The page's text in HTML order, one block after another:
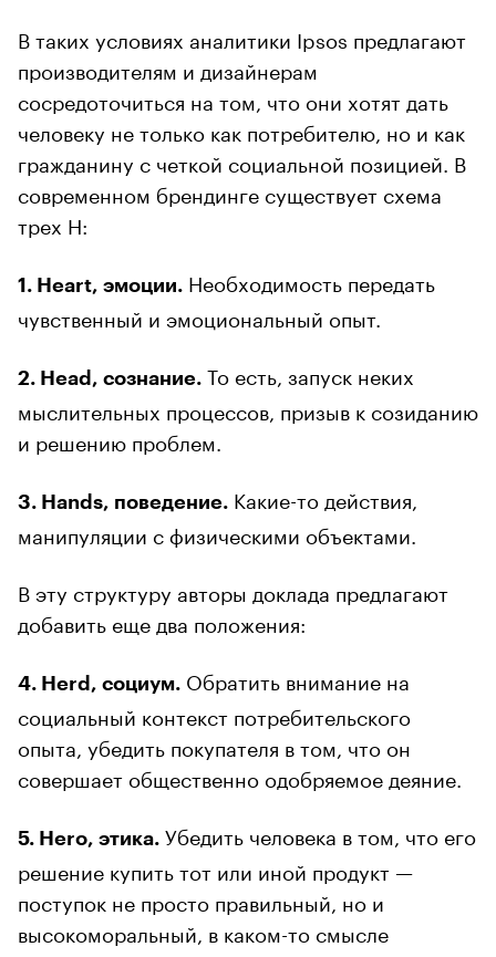
В таких условиях аналитики Ipsos предлагают
производителям и дизайнерам
сосредоточиться на том, что они хотят дать
человеку не только как потребителю, но и как
гражданину с четкой социальной позицией. В
современном брендинге существует схема
трех H:
1. Heart, эмоции. Необходимость передать
чувственный и эмоциональный опыт.
2. Head, сознание. То есть, запуск неких
мыслительных процессов, призыв к созиданию
и решению проблем.
3. Hands, поведение. Какие-то действия,
манипуляции с физическими объектами.
В эту структуру авторы доклада предлагают
добавить еще два положения:
4. Herd, социум. Обратить внимание на
социальный контекст потребительского
опыта, убедить покупателя в том, что он
совершает общественно одобряемое деяние.
5. Hero, этика. Убедить человека в том, что его
решение купить тот или иной продукт —
поступок не просто правильный, но и
высокоморальный, в каком-то смысле